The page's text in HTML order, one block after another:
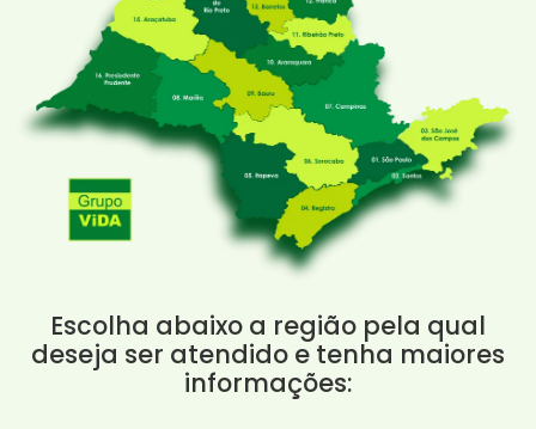
Escolha abaixo a região pela qual
deseja ser atendido e tenha maiores
informações: